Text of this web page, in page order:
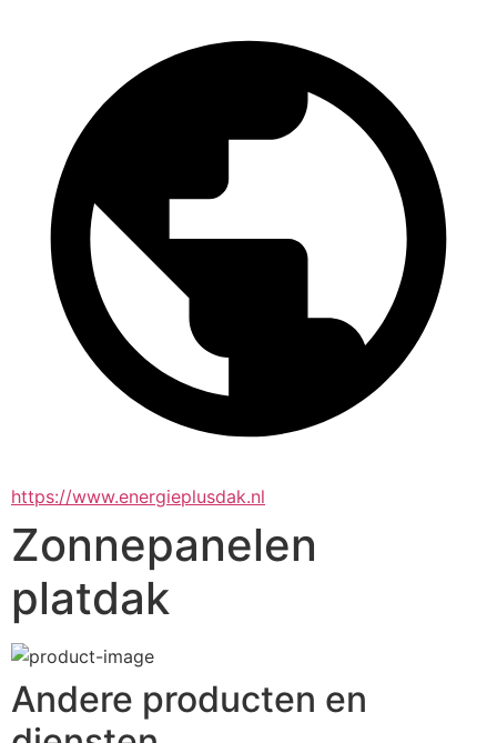
https://www.energieplusdak.nl
Zonnepanelen
platdak
Andere producten en